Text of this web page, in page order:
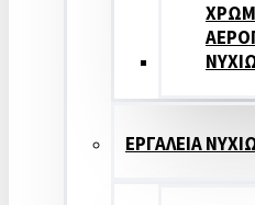
ΕΡΓΑΛΕΙΑ